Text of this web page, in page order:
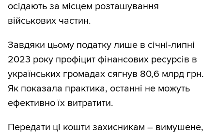
осідають за місцем розташування
військових частин.
Завдяки цьому податку лише в січні-липні
2023 року профіцит фінансових ресурсів в
українських громадах сягнув 80,6 млрд грн.
Як показала практика, останні не можуть
ефективно їх витратити.
Передати ці кошти захисникам – вимушене,